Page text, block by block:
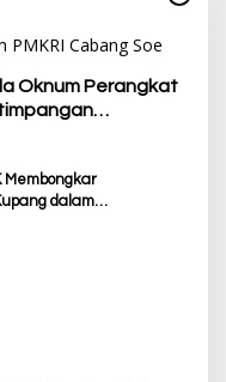
Oknum Perangkat
Membongkar
dalam